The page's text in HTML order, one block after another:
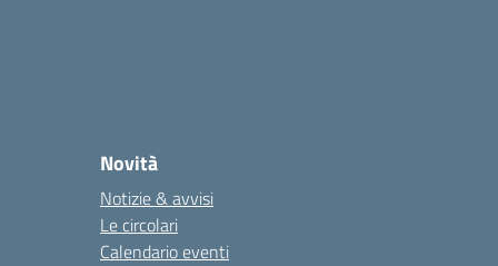
Novità
Notizie & avvisi
Le circolari
Calendario eventi